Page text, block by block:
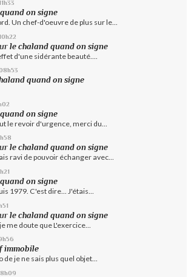
11h33
on signe
Un chef-d'oeuvre de plus sur le...
10h22
le chaland quand on signe
d'une sidérante beauté....
quand on signe
on signe
le revoir d'urgence, merci du...
le chaland quand on signe
ravi de pouvoir échanger avec...
on signe
1979. C'est dire... J'étais...
le chaland quand on signe
me doute que L'exercice...
immobile
je ne sais plus quel objet...